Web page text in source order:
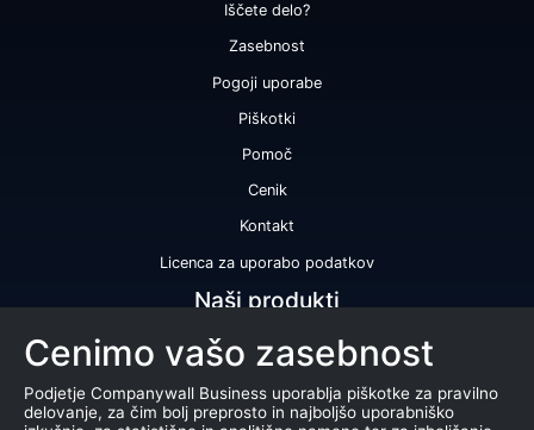
Iščete delo?
Zasebnost
Pogoji uporabe
Piškotki
Pomoč
Cenik
Kontakt
Licenca za uporabo podatkov
Naši produkti
Bonitetna ocena
Bonitetno poročilo
Certifikat bonitetne odličnosti
Cenimo vašo zasebnost
Podjetje Companywall Business uporablja piškotke za pravilno
delovanje, za čim bolj preprosto in najboljšo uporabniško